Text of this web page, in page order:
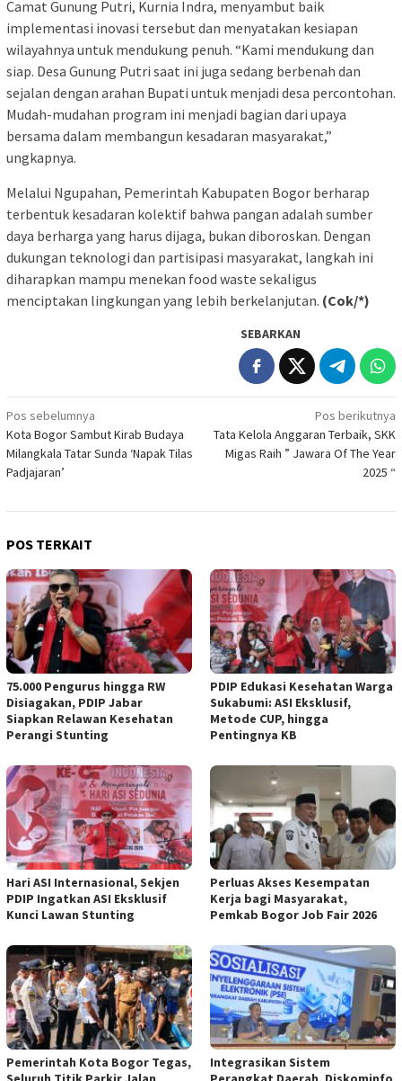
Camat Gunung Putri, Kurnia Indra, menyambut baik
implementasi inovasi tersebut dan menyatakan kesiapan
wilayahnya untuk mendukung penuh. “Kami mendukung dan
siap. Desa Gunung Putri saat ini juga sedang berbenah dan
sejalan dengan arahan Bupati untuk menjadi desa percontohan.
Mudah-mudahan program ini menjadi bagian dari upaya
bersama dalam membangun kesadaran masyarakat,”
ungkapnya.
Melalui Ngupahan, Pemerintah Kabupaten Bogor berharap
terbentuk kesadaran kolektif bahwa pangan adalah sumber
daya berharga yang harus dijaga, bukan diboroskan. Dengan
dukungan teknologi dan partisipasi masyarakat, langkah ini
diharapkan mampu menekan food waste sekaligus
menciptakan lingkungan yang lebih berkelanjutan. (Cok/*)
SEBARKAN
Navigasi
pos
Pos sebelumnya
Kota Bogor Sambut Kirab Budaya
Milangkala Tatar Sunda ‘Napak Tilas
Padjajaran’
Pos berikutnya
Tata Kelola Anggaran Terbaik, SKK
Migas Raih ” Jawara Of The Year
2025 “
POS TERKAIT
75.000 Pengurus hingga RW
Disiagakan, PDIP Jabar
Siapkan Relawan Kesehatan
Perangi Stunting
PDIP Edukasi Kesehatan Warga
Sukabumi: ASI Eksklusif,
Metode CUP, hingga
Pentingnya KB
Hari ASI Internasional, Sekjen
PDIP Ingatkan ASI Eksklusif
Kunci Lawan Stunting
Perluas Akses Kesempatan
Kerja bagi Masyarakat,
Pemkab Bogor Job Fair 2026
Pemerintah Kota Bogor Tegas,
Integrasikan Sistem